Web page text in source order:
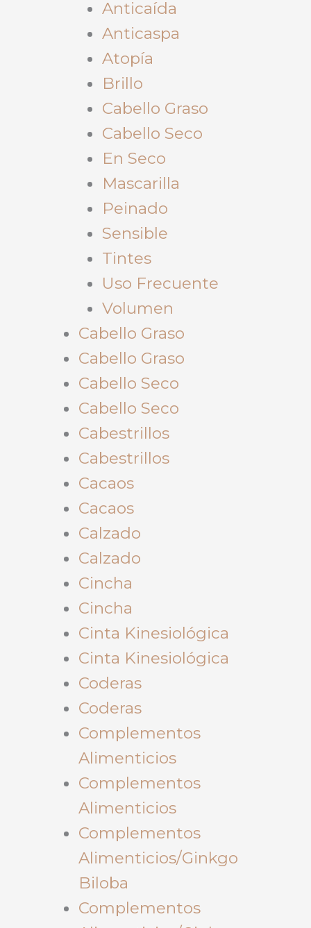
Anticaída
Anticaspa
Atopía
Brillo
Cabello Graso
Cabello Seco
En Seco
Mascarilla
Peinado
Sensible
Tintes
Uso Frecuente
Volumen
Cabello Graso
Cabello Graso
Cabello Seco
Cabello Seco
Cabestrillos
Cabestrillos
Cacaos
Cacaos
Calzado
Calzado
Cincha
Cincha
Cinta Kinesiológica
Cinta Kinesiológica
Coderas
Coderas
Complementos
Alimenticios
Complementos
Alimenticios
Complementos
Alimenticios/Ginkgo
Biloba
Complementos